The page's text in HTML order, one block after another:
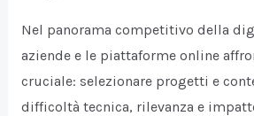
Nel panorama competitivo della
aziende e le piattaforme online
cruciale: selezionare progetti e
difficoltà tecnica, rilevanza e